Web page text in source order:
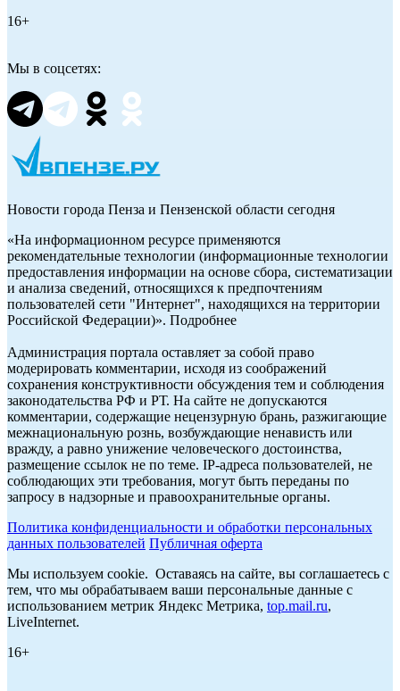
16+
Мы в соцсетях:
Новости города Пенза и Пензенской области сегодня
«На информационном ресурсе применяются
рекомендательные технологии (информационные технологии
предоставления информации на основе сбора, систематизации
и анализа сведений, относящихся к предпочтениям
пользователей сети "Интернет", находящихся на территории
Российской Федерации)». Подробнее
Администрация портала оставляет за собой право
модерировать комментарии, исходя из соображений
сохранения конструктивности обсуждения тем и соблюдения
законодательства РФ и РТ. На сайте не допускаются
комментарии, содержащие нецензурную брань, разжигающие
межнациональную рознь, возбуждающие ненависть или
вражду, а равно унижение человеческого достоинства,
размещение ссылок не по теме. IP-адреса пользователей, не
соблюдающих эти требования, могут быть переданы по
запросу в надзорные и правоохранительные органы.
Политика конфиденциальности и обработки персональных
данных пользователей Публичная оферта
Мы используем cookie. Оставаясь на сайте, вы соглашаетесь с
тем, что мы обрабатываем ваши персональные данные с
использованием метрик Яндекс Метрика, top.mail.ru,
LiveInternet.
16+